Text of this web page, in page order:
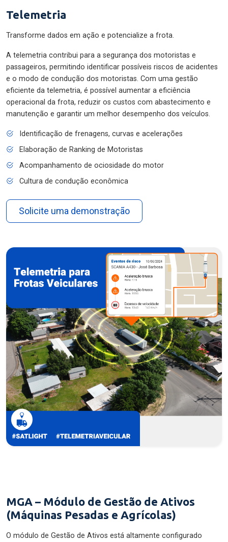
Telemetria
Transforme dados em ação e potencialize a frota.
A telemetria contribui para a segurança dos motoristas e
passageiros, permitindo identificar possíveis riscos de acidentes
e o modo de condução dos motoristas. Com uma gestão
eficiente da telemetria, é possível aumentar a eficiência
operacional da frota, reduzir os custos com abastecimento e
manutenção e garantir um melhor desempenho dos veículos.
Identificação de frenagens, curvas e acelerações
Elaboração de Ranking de Motoristas
Acompanhamento de ociosidade do motor
Cultura de condução econômica
Solicite uma demonstração
MGA – Módulo de Gestão de Ativos
(Máquinas Pesadas e Agrícolas)
O módulo de Gestão de Ativos está altamente configurado